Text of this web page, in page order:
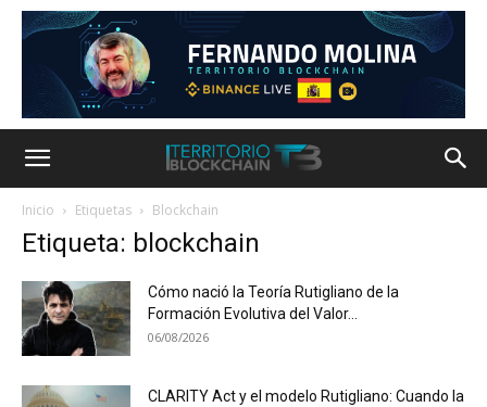
Inicio Etiquetas Blockchain
Etiqueta: blockchain
Cómo nació la Teoría Rutigliano de la
Formación Evolutiva del Valor...
06/08/2026
CLARITY Act y el modelo Rutigliano: Cuando la